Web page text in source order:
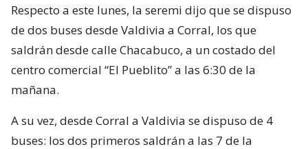
Respecto a este lunes, la seremi dijo que se dispuso
de dos buses desde Valdivia a Corral, los que
saldrán desde calle Chacabuco, a un costado del
centro comercial “El Pueblito” a las 6:30 de la
mañana.
A su vez, desde Corral a Valdivia se dispuso de 4
buses: los dos primeros saldrán a las 7 de la